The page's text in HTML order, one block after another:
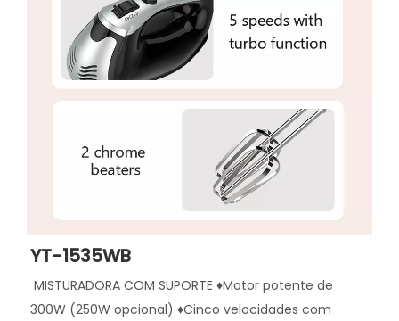
YT-1535WB
MISTURADORA COM SUPORTE ♦Motor potente de
300W (250W opcional) ♦Cinco velocidades com